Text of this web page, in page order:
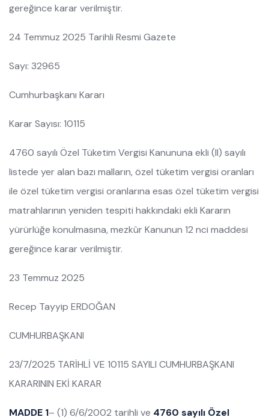
gereğince karar verilmiştir.
24 Temmuz 2025 Tarihli Resmi Gazete
Sayı: 32965
Cumhurbaşkanı Kararı
Karar Sayısı: 10115
4760 sayılı Özel Tüketim Vergisi Kanununa ekli (II) sayılı
listede yer alan bazı malların, özel tüketim vergisi oranları
ile özel tüketim vergisi oranlarına esas özel tüketim vergisi
matrahlarının yeniden tespiti hakkındaki ekli Kararın
yürürlüğe konulmasına, mezkûr Kanunun 12 nci maddesi
gereğince karar verilmiştir.
23 Temmuz 2025
Recep Tayyip ERDOĞAN
CUMHURBAŞKANI
23/7/2025 TARİHLİ VE 10115 SAYILI CUMHURBAŞKANI
KARARININ EKİ KARAR
MADDE 1– (1) 6/6/2002 tarihli ve 4760 sayılı Özel